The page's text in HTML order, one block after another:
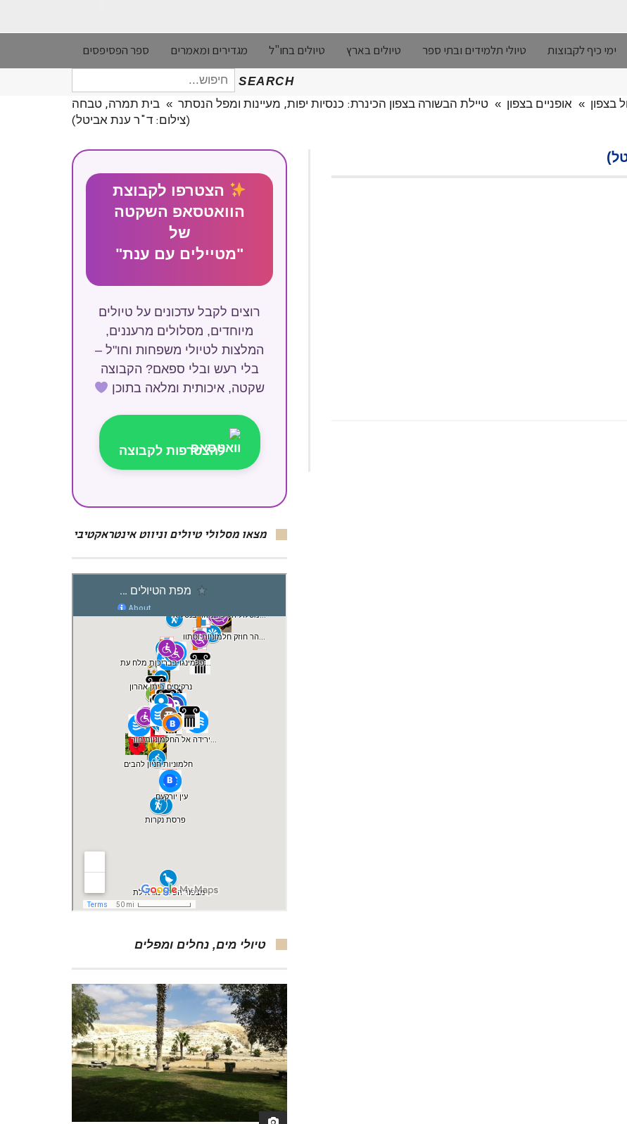
ימי כיף לקבוצות טיולי תלמידים ובתי ספר טיולים בארץ טיולים בחו"ל מגדירים ומאמרים ספר הפסיפסים
SEARCH
חיפוש
עבור:
בצפון » אופניים בצפון » טיילת הבשורה בצפון הכינרת: כנסיות יפות, מעיינות ומפל הנסתר » בית תמרה, טבחה
(צילום: ד"ר ענת אביטל)
הצטרפו לקבוצת
הוואטסאפ השקטה
של
"מטיילים עם ענת"
רוצים לקבל עדכונים על טיולים
מיוחדים, מסלולים מרעננים,
המלצות לטיולי משפחות וחו"ל –
בלי רעש ובלי ספאם? הקבוצה
שקטה, איכותית ומלאה בתוכן
להצטרפות לקבוצה
מצאו מסלולי טיולים וניווט אינטראקטיבי
טיולי מים, נחלים ומפלים